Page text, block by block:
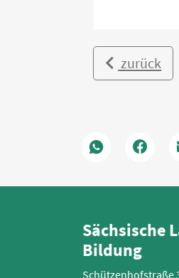
zurück
Sächsische
Bildung
Schützenhofstraße